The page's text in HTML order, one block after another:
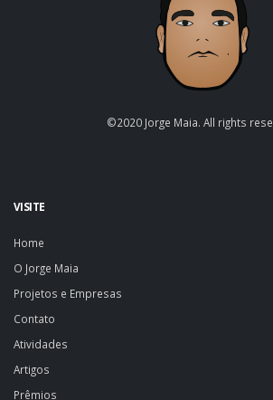
©2020 Jorge Maia. All rights
VISITE
Home
O Jorge Maia
Projetos e Empresas
Contato
Atividades
Artigos
Prêmios